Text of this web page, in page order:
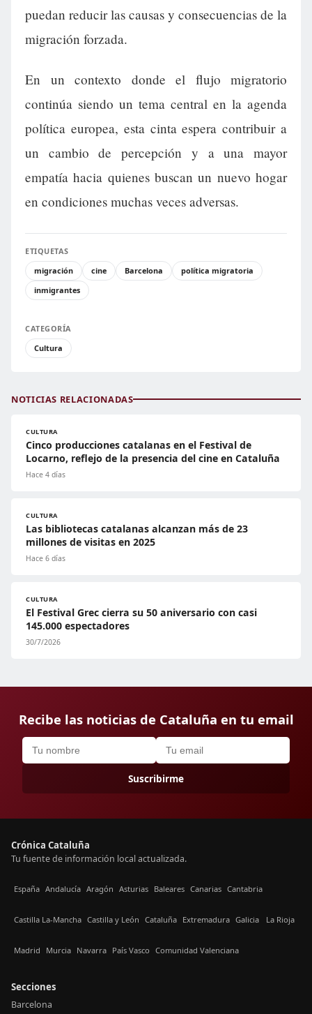
puedan reducir las causas y consecuencias de la
migración forzada.
En un contexto donde el flujo migratorio
continúa siendo un tema central en la agenda
política europea, esta cinta espera contribuir a
un cambio de percepción y a una mayor
empatía hacia quienes buscan un nuevo hogar
en condiciones muchas veces adversas.
ETIQUETAS
migración
cine Barcelona
política migratoria
inmigrantes
CATEGORÍA
Cultura
NOTICIAS RELACIONADAS
CULTURA
Cinco producciones catalanas en el Festival de
Locarno, reflejo de la presencia del cine en Cataluña
Hace 4 días
CULTURA
Las bibliotecas catalanas alcanzan más de 23
millones de visitas en 2025
Hace 6 días
CULTURA
El Festival Grec cierra su 50 aniversario con casi
145.000 espectadores
30/7/2026
Recibe las noticias de Cataluña en tu email
Suscribirme
Crónica Cataluña
Tu fuente de información local actualizada.
España Andalucía Aragón Asturias Baleares Canarias Cantabria
Castilla La-Mancha Castilla y León Cataluña Extremadura Galicia La Rioja
Madrid Murcia Navarra País Vasco Comunidad Valenciana
Secciones
Barcelona